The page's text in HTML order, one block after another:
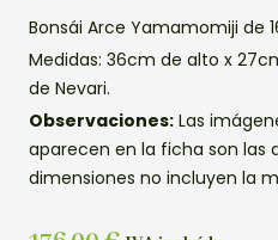
Bonsái Arce Yamamomiji de
Medidas: 36cm de alto x
de Nevari.
Observaciones: Las
aparecen en la ficha son las
dimensiones no incluyen la